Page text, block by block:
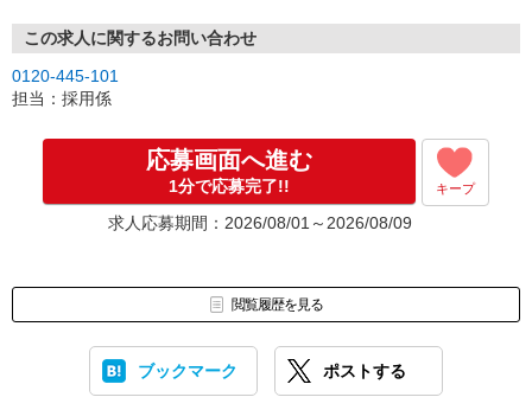
この求人に関するお問い合わせ
0120-445-101
担当：採用係
応募画面へ進む
1分で応募完了!! キープ
求人応募期間：2026/08/01～2026/08/09
閲覧履歴を見る
ブックマーク ポストする